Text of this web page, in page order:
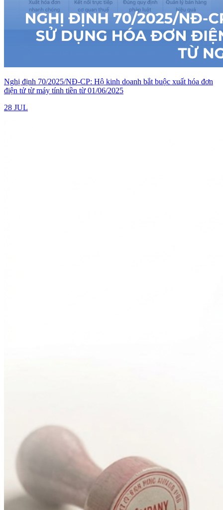
Nghị định 70/2025/NĐ-CP: Hộ kinh doanh bắt buộc xuất hóa đơn
điện tử từ máy tính tiền từ 01/06/2025
28 JUL